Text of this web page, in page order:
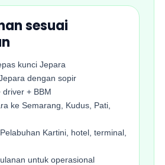
sesuai
kunci Jepara
dengan sopir
driver + BBM
ke Semarang, Kudus, Pati,
Kartini, hotel, terminal,
untuk operasional